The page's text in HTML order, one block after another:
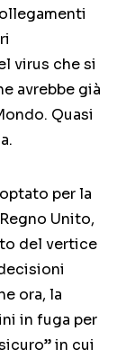
virus che si
avrebbe già
Quasi
per la
Unito,
del vertice
ora, la
in fuga per
in cui